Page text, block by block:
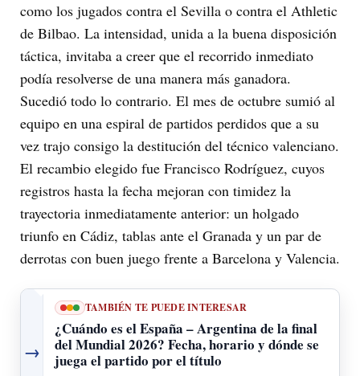
como los jugados contra el Sevilla o contra el Athletic
de Bilbao. La intensidad, unida a la buena disposición
táctica, invitaba a creer que el recorrido inmediato
podía resolverse de una manera más ganadora.
Sucedió todo lo contrario. El mes de octubre sumió al
equipo en una espiral de partidos perdidos que a su
vez trajo consigo la destitución del técnico valenciano.
El recambio elegido fue Francisco Rodríguez, cuyos
registros hasta la fecha mejoran con timidez la
trayectoria inmediatamente anterior: un holgado
triunfo en Cádiz, tablas ante el Granada y un par de
derrotas con buen juego frente a Barcelona y Valencia.
→
TAMBIÉN TE PUEDE INTERESAR
¿Cuándo es el España – Argentina de la final
del Mundial 2026? Fecha, horario y dónde se
juega el partido por el título